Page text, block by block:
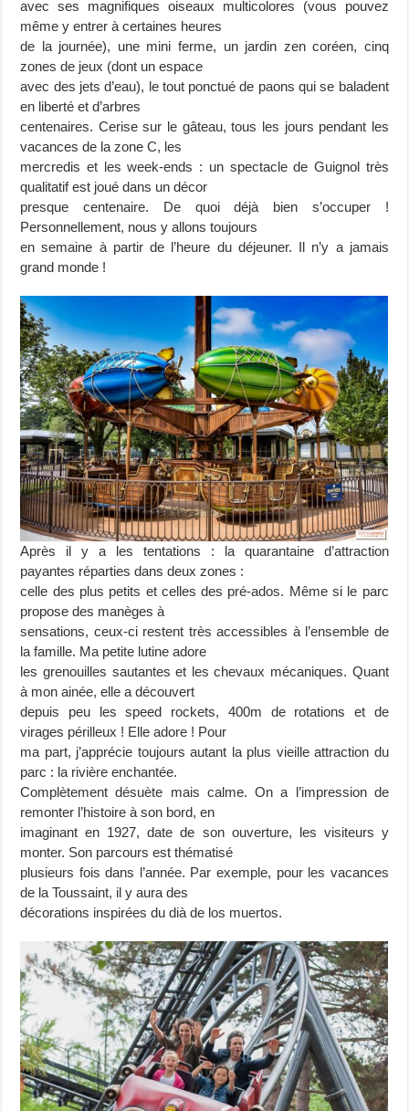
avec ses magnifiques oiseaux multicolores (vous pouvez
même y entrer à certaines heures
de la journée), une mini ferme, un jardin zen coréen, cinq
zones de jeux (dont un espace
avec des jets d’eau), le tout ponctué de paons qui se baladent
en liberté et d’arbres
centenaires. Cerise sur le gâteau, tous les jours pendant les
vacances de la zone C, les
mercredis et les week-ends : un spectacle de Guignol très
qualitatif est joué dans un décor
presque centenaire. De quoi déjà bien s’occuper !
Personnellement, nous y allons toujours
en semaine à partir de l’heure du déjeuner. Il n’y a jamais
grand monde !
Après il y a les tentations : la quarantaine d’attraction
payantes réparties dans deux zones :
celle des plus petits et celles des pré-ados. Même si le parc
propose des manèges à
sensations, ceux-ci restent très accessibles à l’ensemble de
la famille. Ma petite lutine adore
les grenouilles sautantes et les chevaux mécaniques. Quant
à mon ainée, elle a découvert
depuis peu les speed rockets, 400m de rotations et de
virages périlleux ! Elle adore ! Pour
ma part, j’apprécie toujours autant la plus vieille attraction du
parc : la rivière enchantée.
Complètement désuète mais calme. On a l’impression de
remonter l’histoire à son bord, en
imaginant en 1927, date de son ouverture, les visiteurs y
monter. Son parcours est thématisé
plusieurs fois dans l’année. Par exemple, pour les vacances
de la Toussaint, il y aura des
décorations inspirées du dià de los muertos.